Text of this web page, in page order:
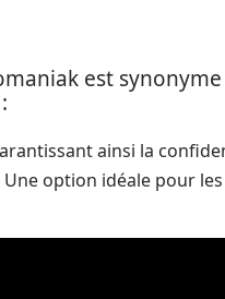
est
ainsi la
Une option idéale pour